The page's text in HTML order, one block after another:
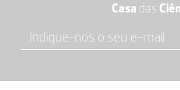
Casa das